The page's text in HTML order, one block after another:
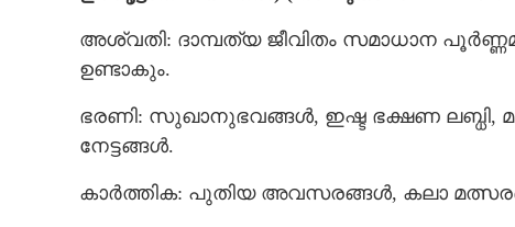
അശ്വതി: ദാമ്പത്യ ജീവിതം സമാധാന
ഉണ്ടാകും.
ഭരണി: സുഖാനുഭവങ്ങള്‍, ഇഷ്ട ഭക്ഷണ ലബ്ധി,
നേട്ടങ്ങള്‍.
കാര്‍ത്തിക: പുതിയ അവസരങ്ങള്‍, കലാ